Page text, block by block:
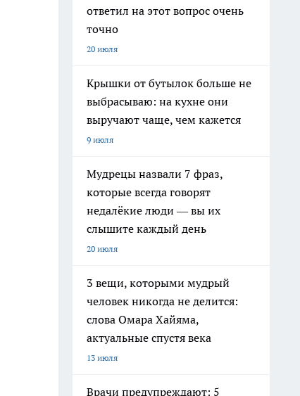
ответил на этот вопрос очень
точно
20 июля
Крышки от бутылок больше не
выбрасываю: на кухне они
выручают чаще, чем кажется
9 июля
Мудрецы назвали 7 фраз,
которые всегда говорят
недалёкие люди — вы их
слышите каждый день
20 июля
3 вещи, которыми мудрый
человек никогда не делится:
слова Омара Хайяма,
актуальные спустя века
13 июля
Врачи предупреждают: 5